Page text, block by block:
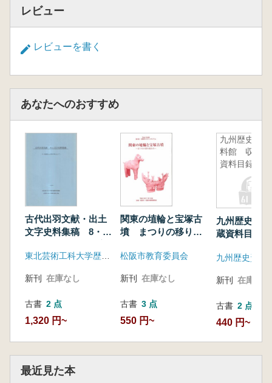
レビュー
レビューを書く
あなたへのおすすめ
古代出羽文献・出土
文字史料集稿 8・9
として
新刊 在庫なし
古書 2 点
1,320 円~
関東の埴輪と宝塚古
墳 まつりの移り変
松阪市教育委員会
新刊 在庫なし
古書 3 点
550 円~
九州歴史資
料館 収蔵
資料目録1
九州歴史資
蔵資料目録1
九州歴史資料
新刊 在庫なし
古書 2 点
440 円~
最近見た本